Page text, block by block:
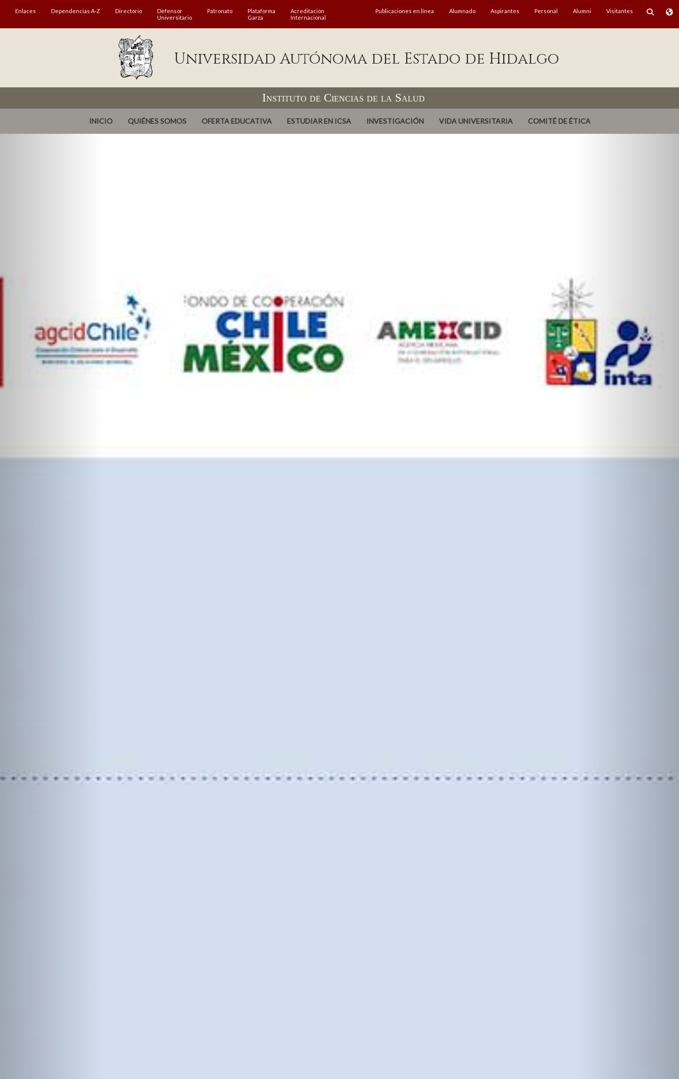
MENÚ
Plataforma Garza
Enlaces Dependencias A-Z Directorio
Defensor
Universitario
Patronato
Plataforma
Garza
Acreditación
Internacional
Publicaciones en línea Alumnado Aspirantes Personal Alumni Visitantes
Universidad Autónoma del Estado de Hidalgo
Instituto de Ciencias de la Salud
INICIO QUIÉNES SOMOS OFERTA EDUCATIVA ESTUDIAR EN ICSA INVESTIGACIÓN VIDA UNIVERSITARIA COMITÉ DE ÉTICA